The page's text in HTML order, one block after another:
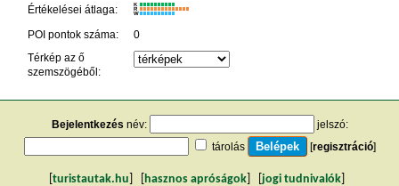
Értékelései átlaga:
K
R
W
POI pontok száma:
0
Térkép az ő
szemszögéből:
Bejelentkezés név:
jelszó:
tárolás
[regisztráció]
turistautak.hu hasznos apróságok jogi tudnivalók